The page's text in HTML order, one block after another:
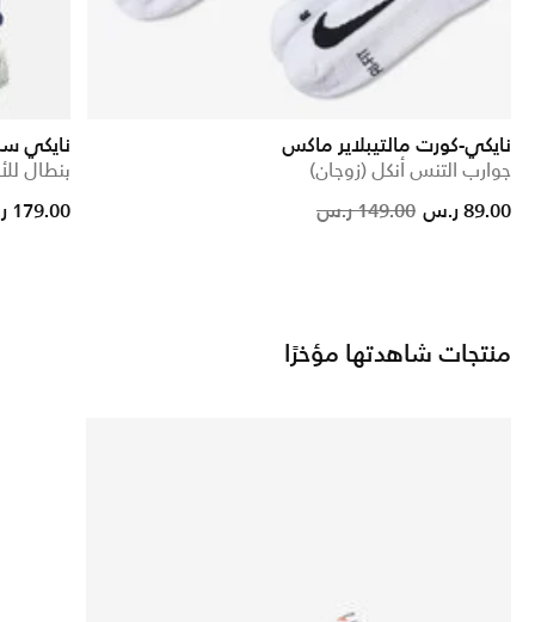
نايكي-كورت مالتيبلاير ماكس
جوارب التنس أنكل (زوجان)
Price 149.00 ر.س to
89.00 ر.س
نايكي
بنطال
reduced from
to
179.00 ر.س
منتجات شاهدتها مؤخرًا